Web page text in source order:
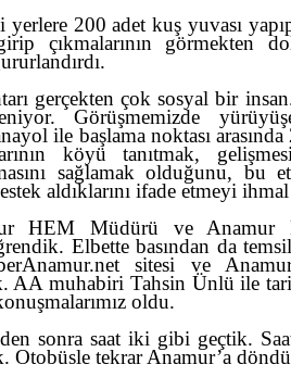
200 adet kuş yuvası yapıp
çıkmalarının görmekten
gerçekten çok sosyal bir
Görüşmemizde
ile başlama noktası arasında
köyü tanıtmak,
sağlamak olduğunu, bu
aldıklarını ifade etmeyi
HEM Müdürü ve Anamur
Elbette basından da
sitesi ve
AA muhabiri Tahsin Ünlü ile
oldu.
sonra saat iki gibi geçtik.
Otobüsle tekrar Anamur’a